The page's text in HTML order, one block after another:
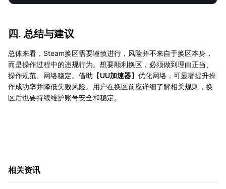
四. 总结与建议
总体来看，Steam换区需要谨慎进行，风险并不来自于换区本身，
而是操作过程中的违规行为。想要顺利换区，必须做到理由正当、
操作规范、网络稳定。借助【UU加速器】优化网络，可显著提升操
作成功率并降低失败风险。用户在换区前应详细了解相关规则，换
区后也要持续维护账号安全和稳定。
相关资讯